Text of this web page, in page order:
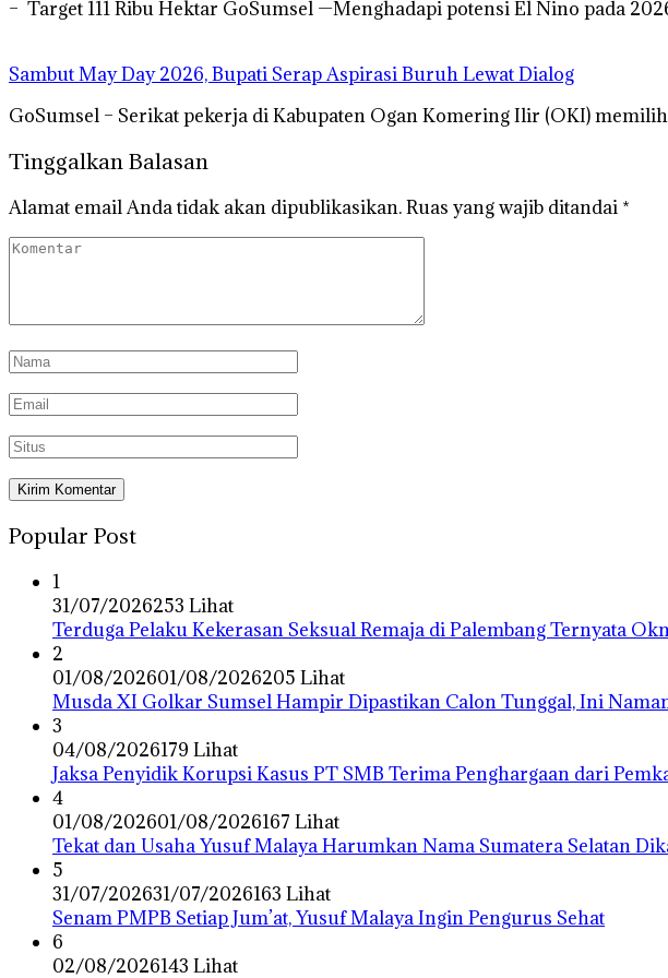
– Target 111 Ribu Hektar GoSumsel —Menghadapi potensi El Nino pada
Sambut May Day 2026, Bupati Serap Aspirasi Buruh Lewat Dialog
GoSumsel – Serikat pekerja di Kabupaten Ogan Komering Ilir (OKI)
Tinggalkan Balasan
Alamat email Anda tidak akan dipublikasikan.Ruas yang wajib ditandai *
Popular Post
1
31/07/2026253 Lihat
Terduga Pelaku Kekerasan Seksual Remaja di Palembang Ternyata
2
01/08/202601/08/2026205 Lihat
Musda XI Golkar Sumsel Hampir Dipastikan Calon Tunggal, Ini
3
04/08/2026179 Lihat
Jaksa Penyidik Korupsi Kasus PT SMB Terima Penghargaan dari
4
01/08/202601/08/2026167 Lihat
Tekat dan Usaha Yusuf Malaya Harumkan Nama Sumatera Selatan
5
31/07/202631/07/2026163 Lihat
Senam PMPB Setiap Jum’at, Yusuf Malaya Ingin Pengurus Sehat
6
02/08/2026143 Lihat